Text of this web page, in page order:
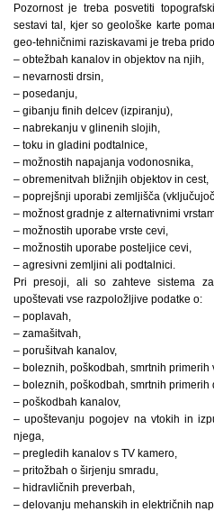
Pozornost je treba posvetiti
sestavi tal, kjer so geološke karte
geo-tehničnimi raziskavami je treba
– obtežbah kanalov in objektov na njih,
– nevarnosti drsin,
– posedanju,
– gibanju finih delcev (izpiranju),
– nabrekanju v glinenih slojih,
– toku in gladini podtalnice,
– možnostih napajanja vodonosnika,
– obremenitvah bližnjih objektov in cest,
– poprejšnji uporabi zemljišča
– možnost gradnje z alternativnimi
– možnostih uporabe vrste cevi,
– možnostih uporabe posteljice cevi,
– agresivni zemljini ali podtalnici.
Pri presoji, ali so zahteve sistema
upoštevati vse razpoložljive podatke o:
– poplavah,
– zamašitvah,
– porušitvah kanalov,
– boleznih, poškodbah, smrtnih primerih
– boleznih, poškodbah, smrtnih primerih
– poškodbah kanalov,
– upoštevanju pogojev na vtokih in
njega,
– pregledih kanalov s TV kamero,
– pritožbah o širjenju smradu,
– hidravličnih preverbah,
– delovanju mehanskih in električnih